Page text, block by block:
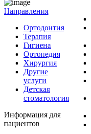
Направления
Ортодонтия
Терапия
Гигиена
Ортопедия
Хирургия
Другие
услуги
Детская
стоматология
Информация для
пациентов